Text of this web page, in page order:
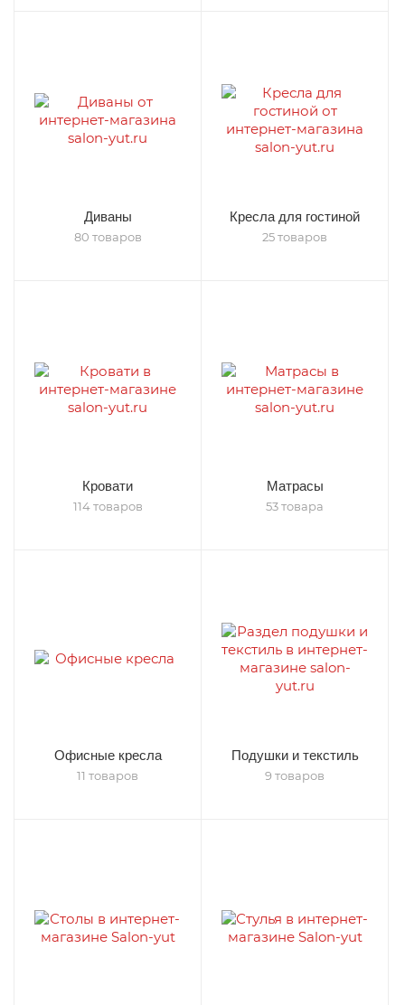
Диваны
80 товаров
Кресла для гостиной
25 товаров
Кровати
114 товаров
Матрасы
53 товара
Офисные кресла
11 товаров
Подушки и текстиль
9 товаров